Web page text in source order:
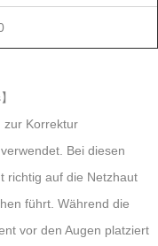
zur Korrektur
Bei diesen
richtig auf die Netzhaut
führt. Während die
vor den Augen platziert